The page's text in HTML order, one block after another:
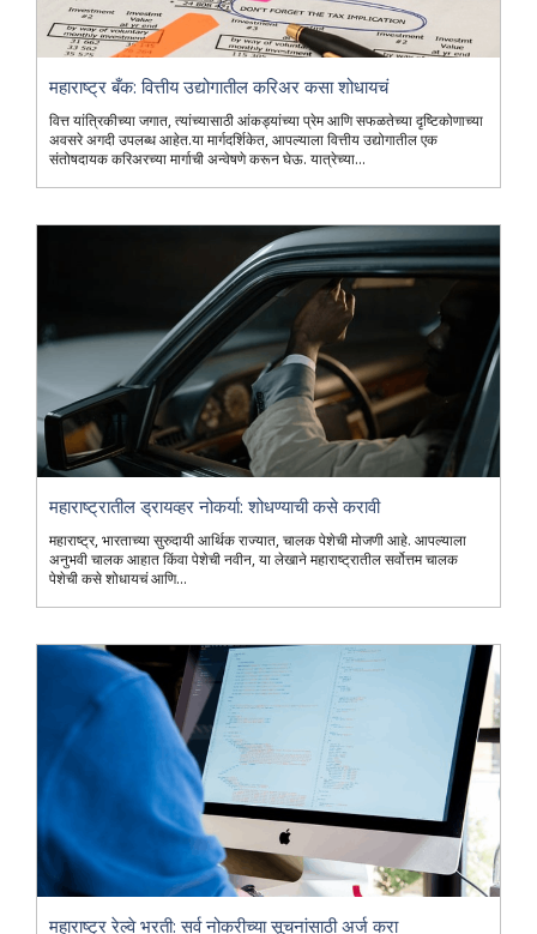
महाराष्ट्र बँक: वित्तीय उद्योगातील करिअर कसा शोधायचं
वित्त यांत्रिकीच्या जगात, त्यांच्यासाठी आंकड्यांच्या प्रेम आणि सफळतेच्या दृष्टिकोणाच्या
अवसरे अगदी उपलब्ध आहेत.या मार्गदर्शिकेत, आपल्याला वित्तीय उद्योगातील एक
संतोषदायक करिअरच्या मार्गाची अन्वेषणे करून घेऊ. यात्रेच्या...
महाराष्ट्रातील ड्रायव्हर नोकर्या: शोधण्याची कसे करावी
महाराष्ट्र, भारताच्या सुरुदायी आर्थिक राज्यात, चालक पेशेची मोजणी आहे. आपल्याला
अनुभवी चालक आहात किंवा पेशेची नवीन, या लेखाने महाराष्ट्रातील सर्वोत्तम चालक
पेशेची कसे शोधायचं आणि...
महाराष्ट्र रेल्वे भरती: सर्व नोकरीच्या सूचनांसाठी अर्ज करा